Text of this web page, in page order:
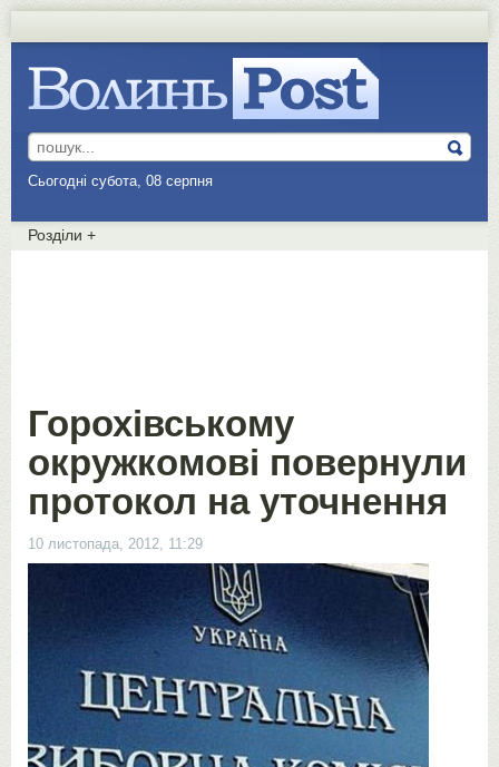
Сьогодні субота, 08 серпня
Розділи +
Горохівському
окружкомові повернули
протокол на уточнення
10 листопада, 2012, 11:29